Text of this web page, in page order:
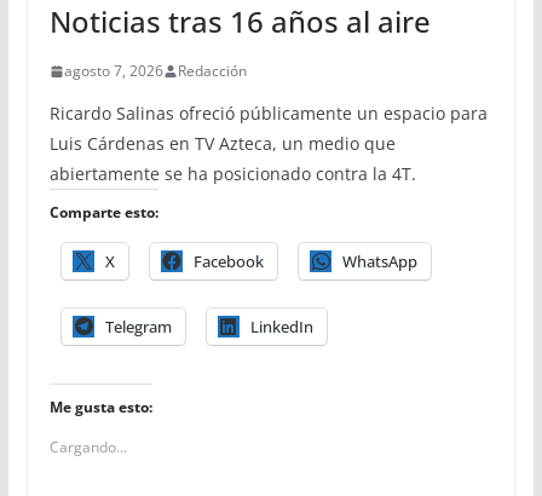
Noticias tras 16 años al aire
agosto 7, 2026 Redacción
Ricardo Salinas ofreció públicamente un espacio para
Luis Cárdenas en TV Azteca, un medio que
abiertamente se ha posicionado contra la 4T.
Comparte esto:
X Facebook WhatsApp
Telegram LinkedIn
Me gusta esto:
Cargando...